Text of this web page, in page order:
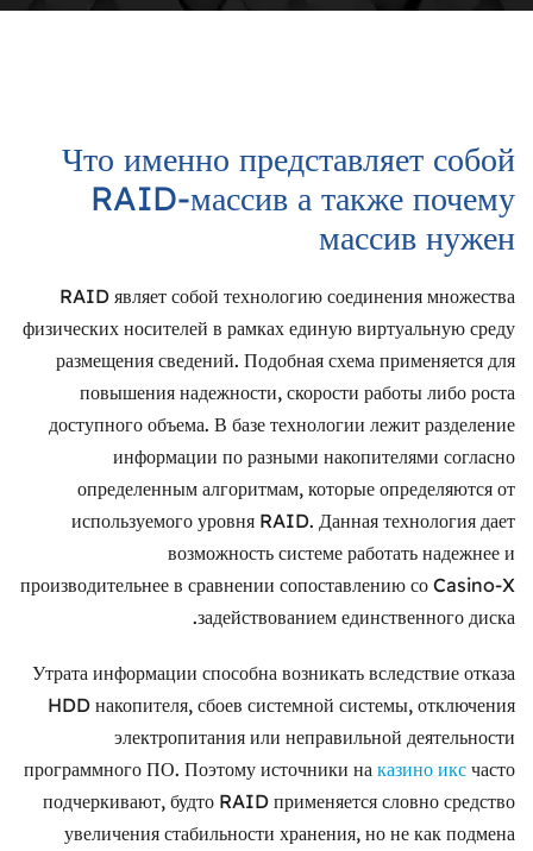
Что именно представляет собой
RAID-массив а также почему
массив нужен
RAID являет собой технологию соединения множества
физических носителей в рамках единую виртуальную среду
размещения сведений. Подобная схема применяется для
повышения надежности, скорости работы либо роста
доступного объема. В базе технологии лежит разделение
информации по разными накопителями согласно
определенным алгоритмам, которые определяются от
используемого уровня RAID. Данная технология дает
возможность системе работать надежнее и
производительнее в сравнении сопоставлению со Casino-X
задействованием единственного диска.
Утрата информации способна возникать вследствие отказа
HDD накопителя, сбоев системной системы, отключения
электропитания или неправильной деятельности
программного ПО. Поэтому источники на казино икс часто
подчеркивают, будто RAID применяется словно средство
увеличения стабильности хранения, но не как подмена